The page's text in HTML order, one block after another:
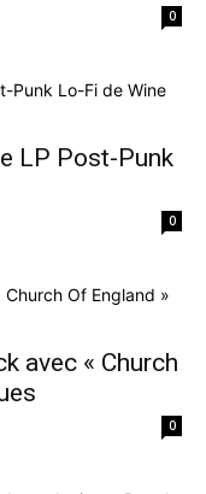
0
LP Post-Punk
0
avec « Church
0